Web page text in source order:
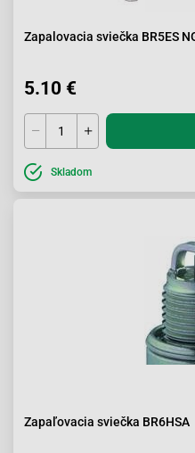
Zapalovacia sviečka BR5ES
5.10 €
Skladom
Zapaľovacia sviečka BR6HSA